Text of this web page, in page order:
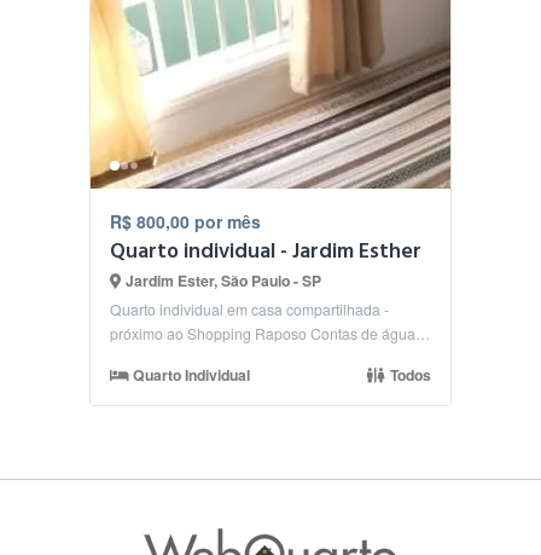
R$ 800,00 por mês
Quarto individual - Jardim Esther
Jardim Ester, São Paulo - SP
Quarto individual em casa compartilhada -
próximo ao Shopping Raposo Contas de água,
Quarto Individual Todos